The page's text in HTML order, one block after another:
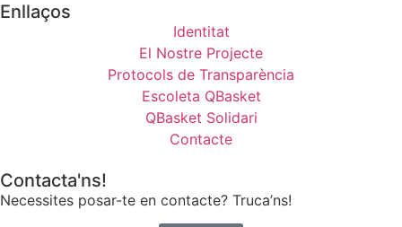
Enllaços
Identitat
El Nostre Projecte
Protocols de Transparència
Escoleta QBasket
QBasket Solidari
Contacte
Contacta'ns!
Necessites posar-te en contacte? Truca’ns!